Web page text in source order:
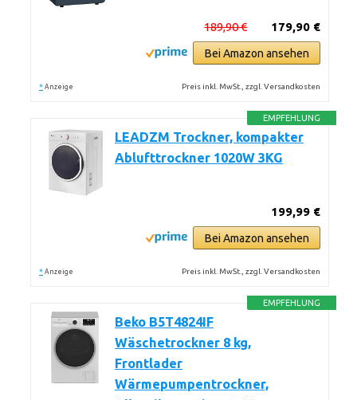
179,90 €
189,90 €
Bei Amazon ansehen
* Anzeige Preis inkl. MwSt., zzgl. Versandkosten
EMPFEHLUNG
LEADZM Trockner, kompakter
Ablufttrockner 1020W 3KG
199,99 €
Bei Amazon ansehen
* Anzeige Preis inkl. MwSt., zzgl. Versandkosten
EMPFEHLUNG
Beko B5T4824IF
Wäschetrockner 8 kg,
Frontlader
Wärmepumpentrockner,